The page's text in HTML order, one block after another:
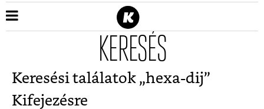
KERESÉS
Keresési találatok „hexa-dij”
Kifejezésre